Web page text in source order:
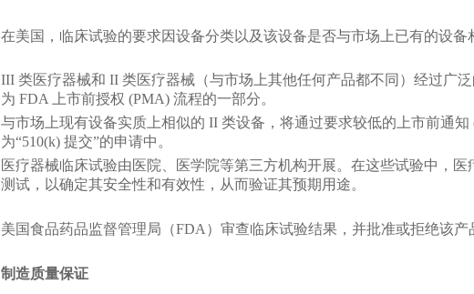
在美国，临床试验的要求因设备分类以及该设备是否与市场上已有的设备
III 类医疗器械和 II 类医疗器械（与市场上其他任何产品都不同）经过广
为 FDA 上市前授权 (PMA) 流程的一部分。
与市场上现有设备实质上相似的 II 类设备，将通过要求较低的上市前通
为“510(k) 提交”的申请中。
医疗器械临床试验由医院、医学院等第三方机构开展。在这些试验中，
测试，以确定其安全性和有效性，从而验证其预期用途。
美国食品药品监督管理局（FDA）审查临床试验结果，并批准或拒绝该产
制造质量保证